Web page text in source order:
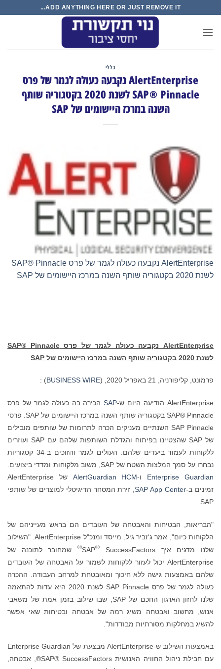
content
ADD ANYTHING HERE OR JUST REMOVE IT...
כללי
AlertEnterprise נקבעה כעולה לגמר של פרס
SAP® Pinnacle לשנת 2020 בקטגוריה שותף
השנה במרכז היישומים של SAP
AlertEnterprise נקבעה כעולה לגמר של פרס SAP® Pinnacle
לשנת 2020 בקטגוריה שותף השנה במרכז היישומים של SAP
AlertEnterpriseנקבעה כעולה לגמר של פרסSAP® Pinnacle
לשנת 2020 בקטגוריה שותף השנה במרכז היישומים של
SAP
פרמונט, קליפורניה, 21 באפריל 2020, ( BUSINESS WIRE
) :
AlertEnterprise הודיעה היום ש- SAPהכירה בה כעולה לגמר של פרס
SAP® Pinnacle בקטגוריה שותף השנה במרכז היישומים של SAP. פרסי
SAP Pinnacle השנתיים מעניקים הכרה לתרומות של שותפים מובילים
של SAP שהצטיינו בפיתוח והגדלת השותפות שלהם עם SAP ועוזרים
ללקוחות לעמוד ביעדים שלהם. העולים לגמר והזוכים ב-34 קטגוריות
נבחרו על סמך המלצות השטח של SAP, משוב מלקוחות ומדדי ביצועים.
Enterprise Guardian ו-AlertGuardian HCM
של AlertEnterprise
זמינים ב-SAP App Center, זירת המסחר הדיגיטלי למוצרים של שותפי
SAP.
"הבריאות, הבטיחות והאבטחה של העובדים הם בראש מעייניהם של
הלקוחות כיום", אמר ג‘זביר גיל, מייסד ומנכ"ל AlertEnterprise. "השילוב
שלנו מדגים איך SAP
® SuccessFactors
®שמחובר לתוכנה של
AlertEnterprise יכול לעזור ללקוחות לשמור על האבטחה של העובדים
שלהם באמצעות גישה ללא חיכוך ומאובטחת למרחב העבודה. ההכרה
כעולה לגמר של פרס SAP Pinnacle לשנת 2020 היא עדות להתאמה
שלנו לחזון הארגון החכם של SAP, שבו שילוב בזמן אמת של משאבי
אנוש, מחשוב ואבטחה משיג רמה של אבטחה ובטיחות שאי אפשר
להשיג במחלקות מסורתיות מבודדות".
באמצעות השילוב ש-AlertEnterprise מבצעת של Enterprise Guardian
עם חבילת ניהול החוויה האנושית SAP® SuccessFactors®, אבטחה,